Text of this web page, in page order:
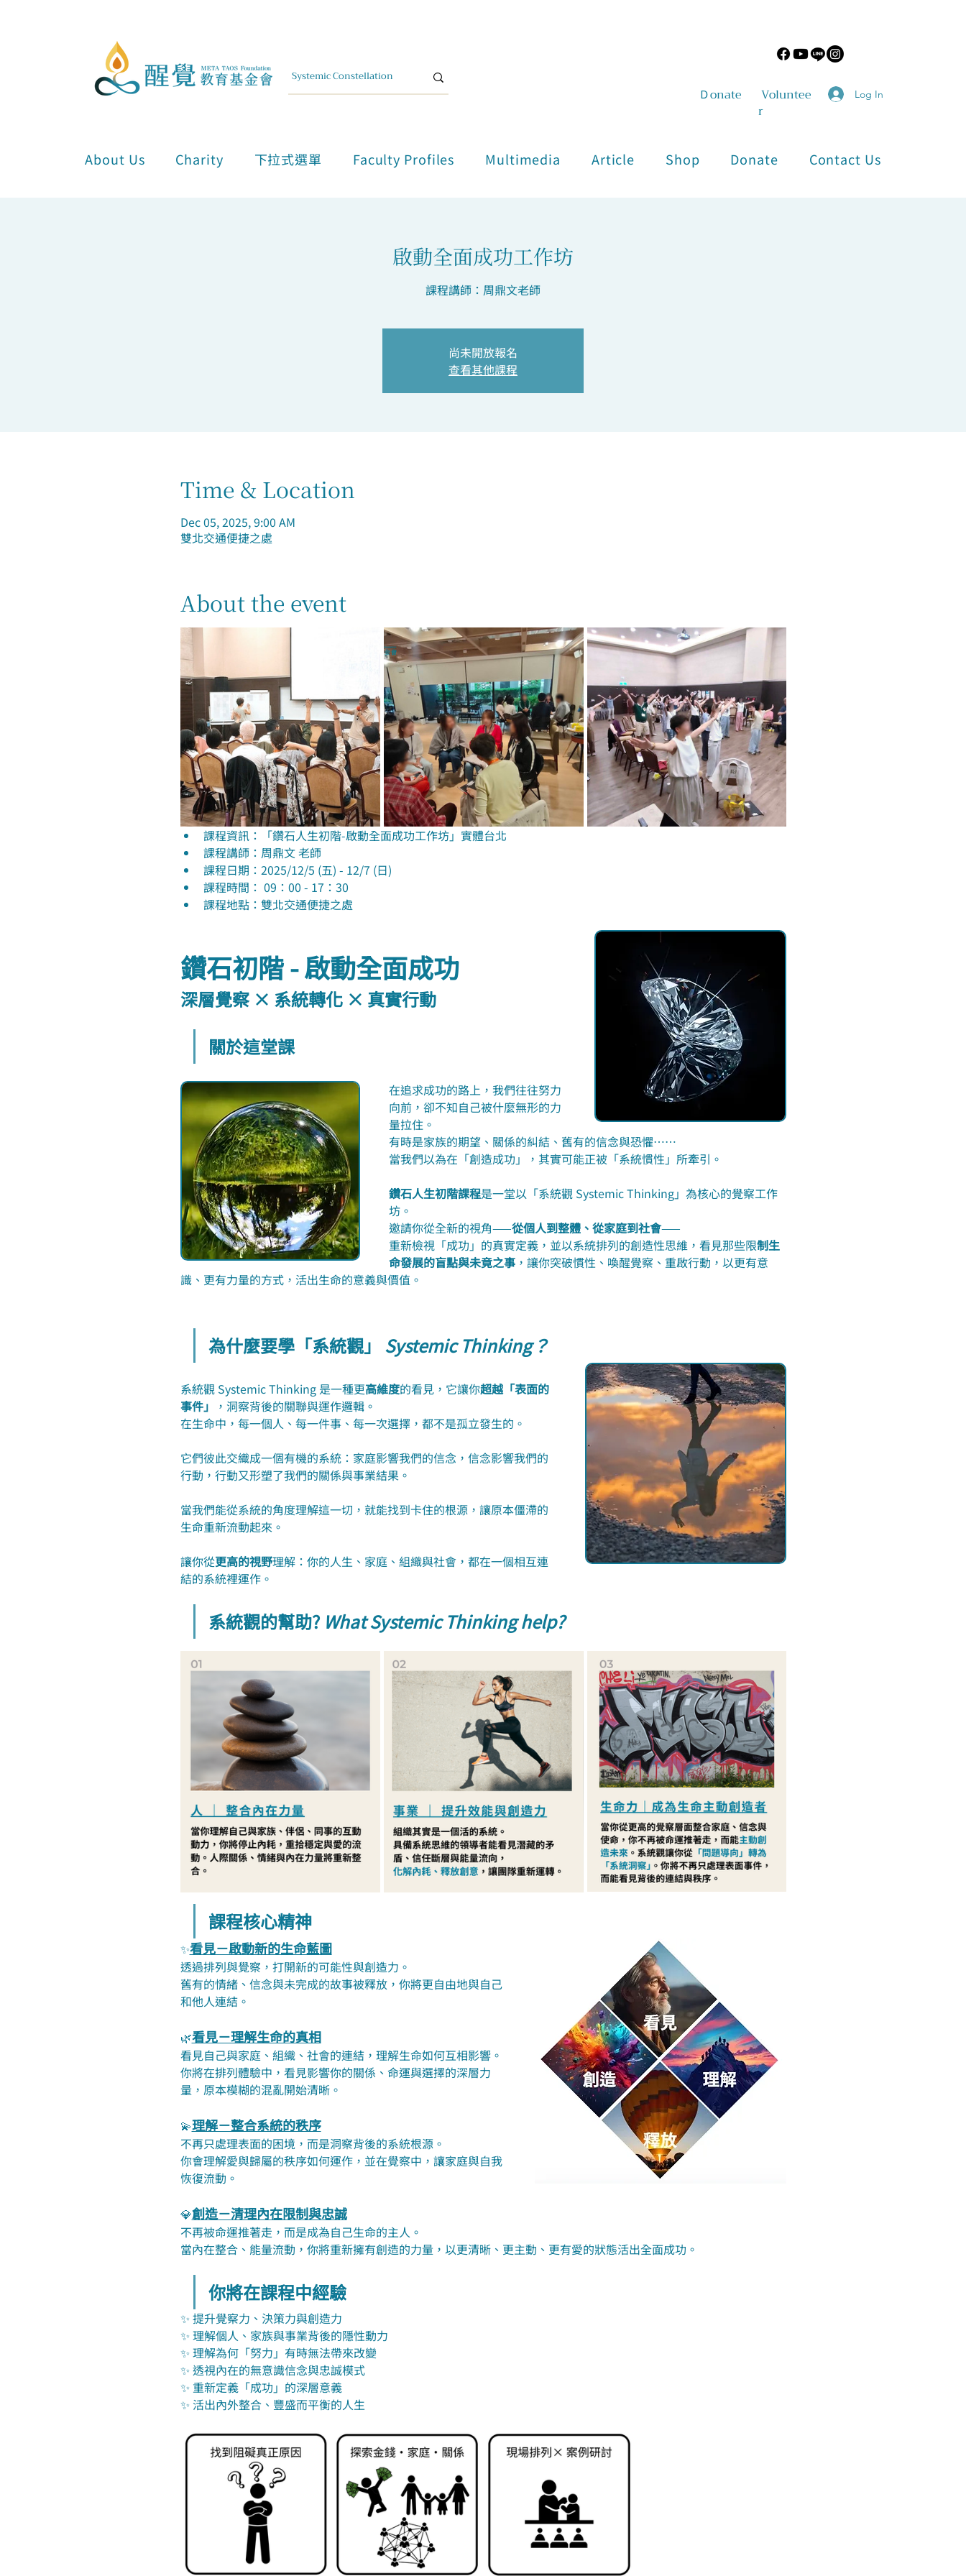
​Ｄonate
Voluntee
r
Log In
About Us Charity 下拉式選單 Faculty Profiles Multimedia Article Shop Donate Contact Us
啟動全面成功工作坊
課程講師：周鼎文老師
尚未開放報名
查看其他課程
Time & Location
Dec 05, 2025, 9:00 AM
雙北交通便捷之處
About the event
課程資訊：「鑽石人生初階-啟動全面成功工作坊」實體台北
課程講師：周鼎文 老師
課程日期：2025/12/5 (五) - 12/7 (日)
課程時間： 09：00 - 17：30
課程地點：雙北交通便捷之處
鑽石初階 - 啟動全面成功
深層覺察 × 系統轉化 × 真實行動
關於這堂課
在追求成功的路上，我們往往努力
向前，卻不知自己被什麼無形的力
量拉住。
有時是家族的期望、關係的糾結、舊有的信念與恐懼……
當我們以為在「創造成功」，其實可能正被「系統慣性」所牽引。
鑽石人生初階課程是一堂以「系統觀 Systemic Thinking」為核心的覺察工作
坊。
邀請你從全新的視角——從個人到整體、從家庭到社會——
重新檢視「成功」的真實定義，並以系統排列的創造性思維，看見那些限制生
命發展的盲點與未竟之事，讓你突破慣性、喚醒覺察、重啟行動，以更有意
識、更有力量的方式，活出生命的意義與價值。
為什麼要學「系統觀」 Systemic Thinking？
系統觀 Systemic Thinking 是一種更高維度的看見，它讓你超越「表面的
事件」
，洞察背後的關聯與運作邏輯。
在生命中，每一個人、每一件事、每一次選擇，都不是孤立發生的。
它們彼此交織成一個有機的系統：家庭影響我們的信念，信念影響我們的
行動，行動又形塑了我們的關係與事業結果。
當我們能從系統的角度理解這一切，就能找到卡住的根源，讓原本僵滯的
生命重新流動起來。
讓你從更高的視野理解：你的人生、家庭、組織與社會，都在一個相互連
結的系統裡運作。
系統觀的幫助? What Systemic Thinking help?
課程核心精神
✨看見－啟動新的生命藍圖
透過排列與覺察，打開新的可能性與創造力。
舊有的情緒、信念與未完成的故事被釋放，你將更自由地與自己
和他人連結。
🌿看見－理解生命的真相
看見自己與家庭、組織、社會的連結，理解生命如何互相影響。
你將在排列體驗中，看見影響你的關係、命運與選擇的深層力
量，原本模糊的混亂開始清晰。
💫理解－整合系統的秩序
不再只處理表面的困境，而是洞察背後的系統根源。
你會理解愛與歸屬的秩序如何運作，並在覺察中，讓家庭與自我
恢復流動。
💎創造－清理內在限制與忠誠
不再被命運推著走，而是成為自己生命的主人。
當內在整合、能量流動，你將重新擁有創造的力量，以更清晰、更主動、更有愛的狀態活出全面成功。
你將在課程中經驗
✨ 提升覺察力、決策力與創造力
✨ 理解個人、家族與事業背後的隱性動力
✨ 理解為何「努力」有時無法帶來改變
✨ 透視內在的無意識信念與忠誠模式
✨ 重新定義「成功」的深層意義
✨ 活出內外整合、豐盛而平衡的人生